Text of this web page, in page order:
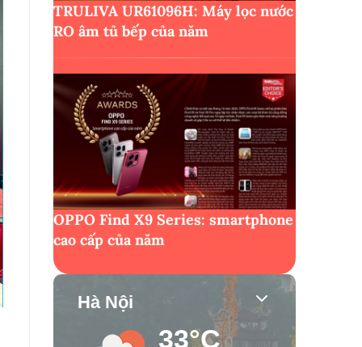
TRULIVA UR61096H: Máy lọc nước
RO âm tủ bếp của năm
OPPO Find X9 Series: smartphone
cao cấp của năm
Hà Nội
33°C